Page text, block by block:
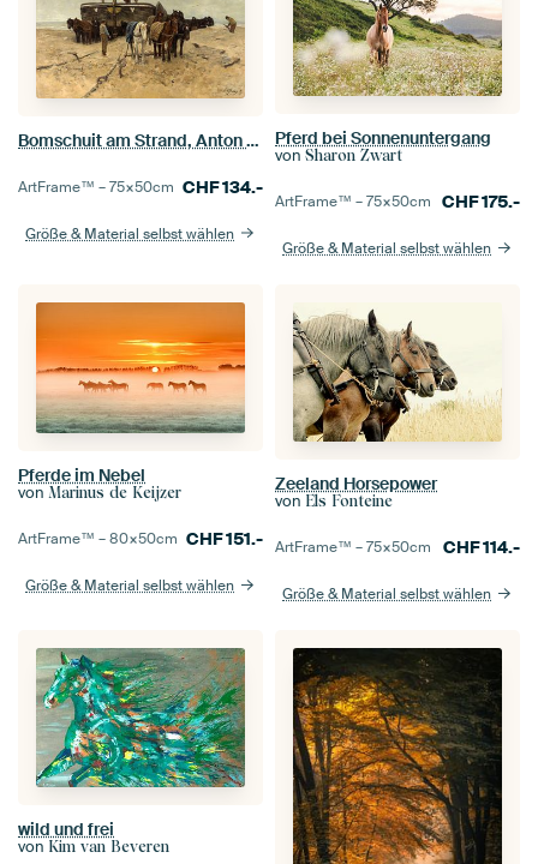
Bomschuit am Strand, Anton Mauve
ArtFrame™ –75×50cm CHF134.-
Größe & Material selbst wählen
Pferd bei Sonnenuntergang
von Sharon Zwart
ArtFrame™ –75×50cm CHF175.-
Größe & Material selbst wählen
Pferde im Nebel
von Marinus de Keijzer
ArtFrame™ –80×50cm CHF151.-
Größe & Material selbst wählen
Zeeland Horsepower
von Els Fonteine
ArtFrame™ –75×50cm CHF114.-
Größe & Material selbst wählen
wild und frei
von Kim van Beveren